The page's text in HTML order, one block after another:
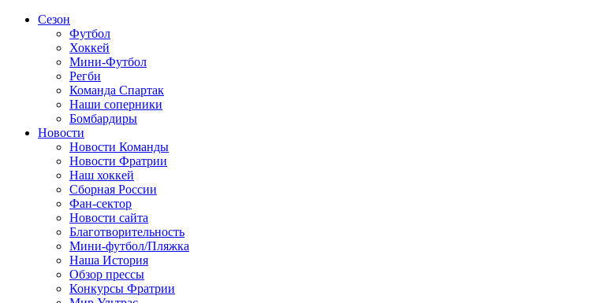
Сезон
Футбол
Хоккей
Мини-Футбол
Регби
Команда Спартак
Наши соперники
Бомбардиры
Новости
Новости Команды
Новости Фратрии
Наш хоккей
Сборная России
Фан-cектор
Новости сайта
Благотворительность
Мини-футбол/Пляжка
Наша История
Обзор прессы
Конкурсы Фратрии